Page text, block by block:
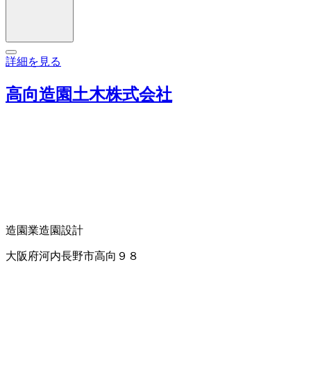
詳細を見る
高向造園土木株式会社
造園業造園設計
大阪府河内長野市高向９８